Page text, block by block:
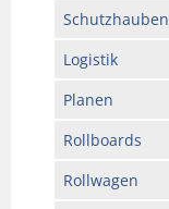
Schutzhauben
Logistik
Planen
Rollboards
Rollwagen